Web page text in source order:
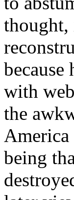
thought,
because
with
the
being